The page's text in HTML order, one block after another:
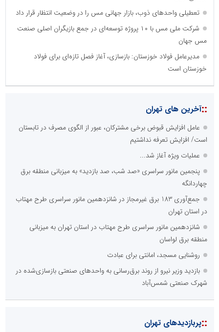
تعطیلی واحدهای ذوب، بازار جهانی مس را در وضعیت انتظار قرار داد
شرکت ملی مس با ۱۰ پروژه توسعه‌ای در جمع بازیگران اصلی صنعت
مس جهان
مدیرعامل فولاد خوزستان: بازسازی، آغاز فصل تازه‌ای برای فولاد
خوزستان است
::آخرین های تهران
عامل افزایش قبوض برخی مشترکان، عبور از الگوی مصرف در تابستان
است/ افزایش تعرفه نداشتیم
عملیات ویژه آغاز شد...
پنجمین مانور سراسری «صد شب، صد بازدید» به میزبانی منطقه برق
چهاردانگه
جمع‌آوری 183 برق غیرمجاز در شانزدهمین مانور سراسری طرح مهتاب
در استان تهران
شانزدهمین مانور سراسری طرح مهتاب در استان تهران به میزبانی
منطقه برق لواسان
روشنایی مسجد، امانتی برای عبادت
بازدید وزیر نیرو از روند برق‌رسانی به واحدهای صنعتی بازسازی‌شده در
شهرک صنعتی شمس‌آباد
::پربازدیدهای تهران